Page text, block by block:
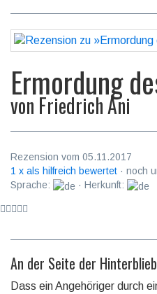
Ermordung
von Friedrich Ani
Rezension vom 05.11.2017
1 x als hilfreich bewertet · noch
Sprache:
· Herkunft:
An der Seite der
Dass ein Angehöriger durch